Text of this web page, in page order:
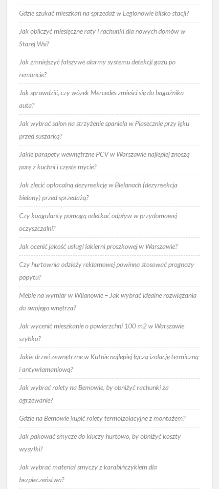
Gdzie szukać mieszkań na sprzedaż w Legionowie blisko stacji?
Jak obliczyć miesięczne raty i rachunki dla nowych domów w
Starej Wsi?
Jak zmniejszyć fałszywe alarmy systemu detekcji gazu po
remoncie?
Jak sprawdzić, czy wózek Mercedes zmieści się do bagażnika
auta?
Jak wybrać salon na strzyżenie spaniela w Piasecznie przy lęku
przed suszarką?
Jakie parapety wewnętrzne PCV w Warszawie najlepiej znoszą
parę z kuchni i częste mycie?
Jak zlecić opłacalną dezynsekcję w Bielanach (dezynsekcja
bielany) przed sprzedażą?
Czy koagulanty pomogą odetkać odpływ w przydomowej
oczyszczalni?
Jak ocenić jakość usługi lakierni proszkowej w Warszawie?
Czy hurtownia odzieży reklamowej powinna stosować prognozy
popytu?
Meble na wymiar w Wilanowie – Jak wybrać idealne rozwiązania
do swojego wnętrza?
Jak wycenić mieszkanie o powierzchni 100 m2 w Warszawie
szybko?
Jakie drzwi zewnętrzne w Kutnie najlepiej łączą izolację termiczną
i antywłamaniową?
Jak wybrać rolety na Bemowie, by obniżyć rachunki za
ogrzewanie?
Gdzie na Bemowie kupić rolety termoizolacyjne z montażem?
Jak pakować smycze do kluczy hurtowo, by obniżyć koszty
wysyłki?
Jak wybrać materiał smyczy z karabińczykiem dla
bezpieczeństwa?